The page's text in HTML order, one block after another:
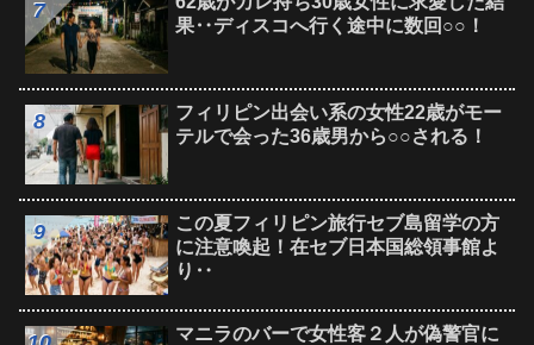
果‥ディスコへ行く途中に数回○○！
フィリピン出会い系の女性22歳がモー
テルで会った36歳男から○○される！
この夏フィリピン旅行セブ島留学の方
に注意喚起！在セブ日本国総領事館よ
り‥
マニラのバーで女性客２人が偽警官に